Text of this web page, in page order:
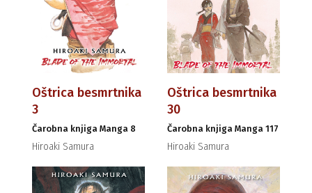
Oštrica besmrtnika
3
Čarobna knjiga Manga 8
Hiroaki Samura
Oštrica besmrtnika
30
Čarobna knjiga Manga 117
Hiroaki Samura